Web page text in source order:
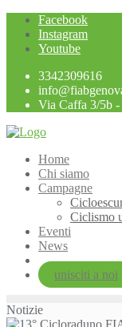
Skip
content
Facebook
Instagram
Youtube
3342309616
Via Caffa 3/5b
Home
Chi siamo
Campagne
Ciclismo
Eventi
News
unisciti a noi
Notizie